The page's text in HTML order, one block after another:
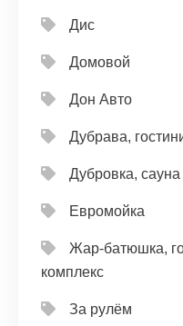
Дис
Домовой
Дон Авто
Дубрава,
Дубровка, сауна
Евромойка
Жар-батюшка,
комплекс
За рулём